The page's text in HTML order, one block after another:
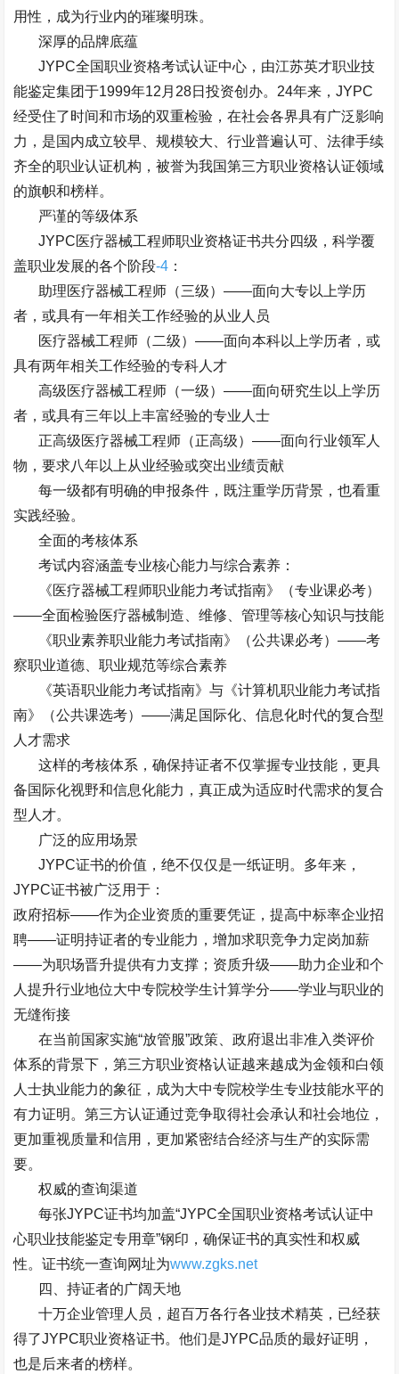
用性，成为行业内的璀璨明珠。
深厚的品牌底蕴
JYPC全国职业资格考试认证中心，由江苏英才职业技
能鉴定集团于1999年12 月 28日投资创办。 24年来，JYPC
经受住了时间和市场的双重检验，在社会各界具有广泛影响
力，是国内成立较早、规模较大、行业普遍认可、法律手续
齐全的职业认证机构，被誉为我国第三方职业资格认证领域
的旗帜和榜样。
严谨的等级体系
JYPC医疗器械工程师职业资格证书共分四级，科学覆
盖职业发展的各个阶段-4 ：
助理医疗器械工程师（三级）——面向大专以上学历
者，或具有一年相关工作经验的从业人员
医疗器械工程师（二级）——面向本科以上学历者，或
具有两年相关工作经验的专科人才
高级医疗器械工程师（一级）——面向研究生以上学历
者，或具有三年以上丰富经验的专业人士
正高级医疗器械工程师（正高级）——面向行业领军人
物，要求八年以上从业经验或突出业绩贡献
每一级都有明确的申报条件，既注重学历背景，也看重
实践经验。
全面的考核体系
考试内容涵盖专业核心能力与综合素养：
《医疗器械工程师职业能力考试指南》（专业课必考）
——全面检验医疗器械制造、维修、管理等核心知识与技能
《职业素养职业能力考试指南》（公共课必考）——考
察职业道德、职业规范等综合素养
《英语职业能力考试指南》与《计算机职业能力考试指
南》（公共课选考）——满足国际化、信息化时代的复合型
人才需求
这样的考核体系，确保持证者不仅掌握专业技能，更具
备国际化视野和信息化能力，真正成为适应时代需求的复合
型人才。
广泛的应用场景
JYPC证书的价值，绝不仅仅是一纸证明。多年来，
JYPC证书被广泛用于：
政府招标——作为企业资质的重要凭证，提高中标率企业招
聘——证明持证者的专业能力，增加求职竞争力定岗加薪
——为职场晋升提供有力支撑；资质升级——助力企业和个
人提升行业地位大中专院校学生计算学分——学业与职业的
无缝衔接
在当前国家实施“放管服”政策、政府退出非准入类评价
体系的背景下，第三方职业资格认证越来越成为金领和白领
人士执业能力的象征，成为大中专院校学生专业技能水平的
有力证明。第三方认证通过竞争取得社会承认和社会地位，
更加重视质量和信用，更加紧密结合经济与生产的实际需
要。
权威的查询渠道
每张JYPC证书均加盖“JYPC全国职业资格考试认证中
心职业技能鉴定专用章”钢印，确保证书的真实性和权威
性。证书统一查询网址为www.zgks.net
四、持证者的广阔天地
十万企业管理人员，超百万各行各业技术精英，已经获
得了JYPC职业资格证书。他们是JYPC品质的最好证明，
也是后来者的榜样。